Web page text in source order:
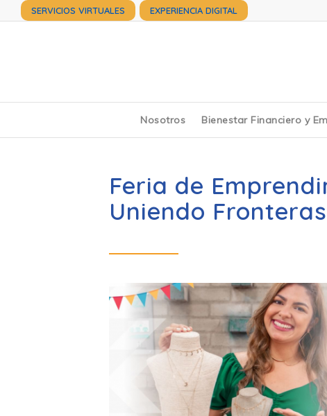
SERVICIOS VIRTUALES EXPERIENCIA DIGITAL
Nosotros Bienestar Financiero y
Feria de
Uniendo Fronteras